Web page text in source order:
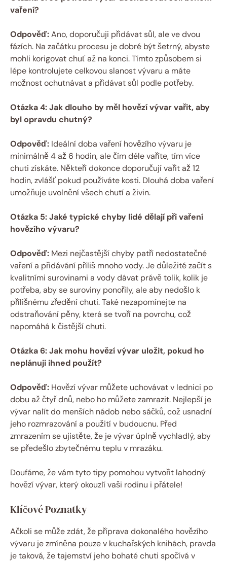
vaření?
Odpověď:Ano, doporučuji přidávat sůl, ale ve dvou
fázích. Na začátku procesu je dobré být šetrný, abyste
mohli korigovat chuť až na konci. Tímto způsobem si
lépe kontrolujete celkovou slanost vývaru a máte
možnost ochutnávat a přidávat sůl podle potřeby.
Otázka 4: Jak dlouho by měl hovězí vývar vařit, aby
byl opravdu chutný?
Odpověď: Ideální doba vaření hovězího vývaru je
minimálně 4 až 6 hodin, ale čím déle vaříte, tím více
chuti získáte. Někteří dokonce doporučují vařit až 12
hodin, zvlášť pokud používáte kosti. Dlouhá doba vaření
umožňuje uvolnění všech chutí a živin.
Otázka 5: Jaké typické chyby lidé dělají při vaření
hovězího vývaru?
Odpověď: Mezi nejčastější chyby patří nedostatečné
vaření a přidávání příliš mnoho vody. Je důležité začít s
kvalitními surovinami a vody dávat právě tolik, kolik je
potřeba, aby se suroviny ponořily, ale aby nedošlo k
přílišnému zředění chuti. Také nezapomínejte na
odstraňování pěny, která se tvoří na povrchu, což
napomáhá k čistější chuti.
Otázka 6: Jak mohu hovězí vývar uložit, pokud ho
neplánuji ihned použít?
Odpověď: Hovězí vývar můžete uchovávat v lednici po
dobu až čtyř dnů, nebo ho můžete zamrazit. Nejlepší je
vývar nalít do menších nádob nebo sáčků, což usnadní
jeho rozmrazování a použití v budoucnu. Před
zmrazením se ujistěte, že je vývar úplně vychladlý, aby
se předešlo zbytečnému teplu v mrazáku.
Doufáme, že vám tyto tipy pomohou vytvořit lahodný
hovězí vývar, který okouzlí vaši rodinu i přátele!
Klíčové Poznatky
Ačkoli se může zdát, že příprava dokonalého hovězího
vývaru je zmíněna pouze v kuchařských knihách, pravda
je taková, že tajemství jeho bohaté chuti spočívá v